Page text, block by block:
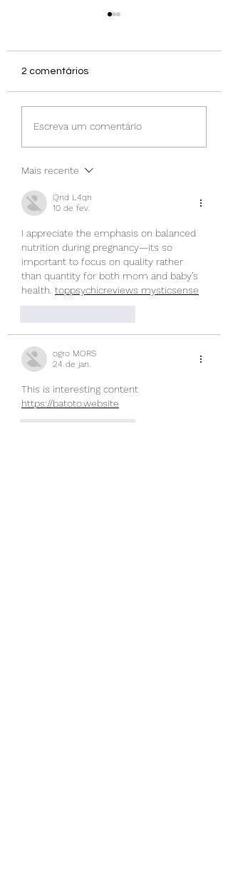
infantil
2 comentários
Escreva um comentário
Mais recente
Qnd L4qn
10 de fev.
I appreciate the emphasis on balanced
nutrition during pregnancy—its so
important to focus on quality rather
than quantity for both mom and baby’s
health. toppsychicreviews mysticsense
ogro MORS
24 de jan.
This is interesting content
https://batoto.website